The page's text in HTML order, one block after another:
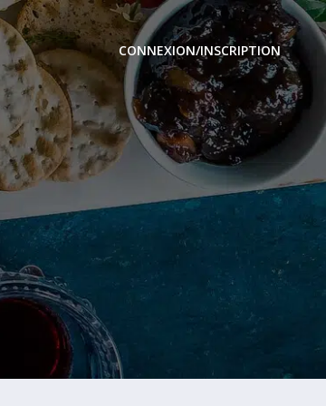
CONNEXION/INSCRIPTION